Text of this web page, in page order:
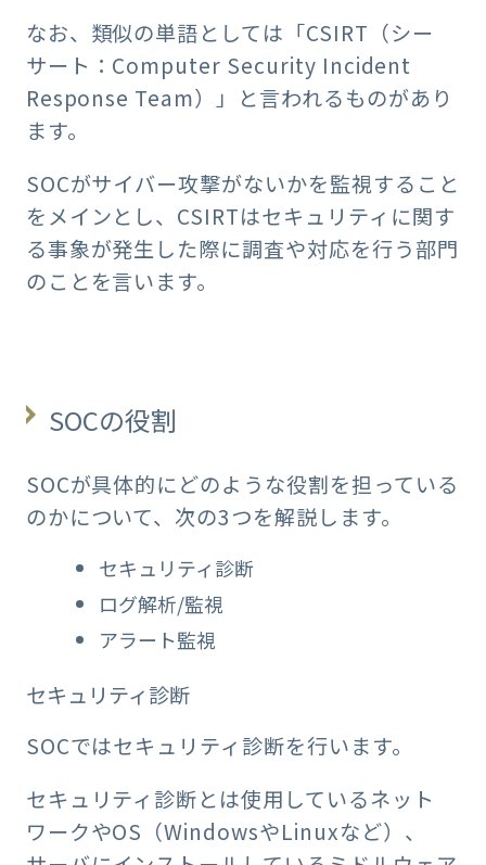
なお、類似の単語としては「CSIRT（シー
サート：Computer Security Incident
Response Team）」と言われるものがあり
ます。
SOCがサイバー攻撃がないかを監視すること
をメインとし、CSIRTはセキュリティに関す
る事象が発生した際に調査や対応を行う部門
のことを言います。
SOCの役割
SOCが具体的にどのような役割を担っている
のかについて、次の3つを解説します。
セキュリティ診断
ログ解析/監視
アラート監視
セキュリティ診断
SOCではセキュリティ診断を行います。
セキュリティ診断とは使用しているネット
ワークやOS（WindowsやLinuxなど）、